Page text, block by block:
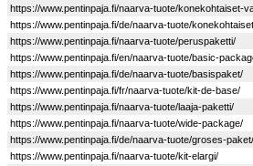
https://www.pentinpaja.fi/naarva-tuote/konekohtaiset-
https://www.pentinpaja.fi/de/naarva-tuote/
https://www.pentinpaja.fi/naarva-tuote/peruspaketti/
https://www.pentinpaja.fi/en/naarva-tuote/basic-
https://www.pentinpaja.fi/de/naarva-tuote/basispaket/
https://www.pentinpaja.fi/fr/naarva-tuote/kit-de-base/
https://www.pentinpaja.fi/naarva-tuote/laaja-paketti/
https://www.pentinpaja.fi/naarva-tuote/wide-package/
https://www.pentinpaja.fi/de/naarva-tuote/groses-paket/
https://www.pentinpaja.fi/naarva-tuote/kit-elargi/